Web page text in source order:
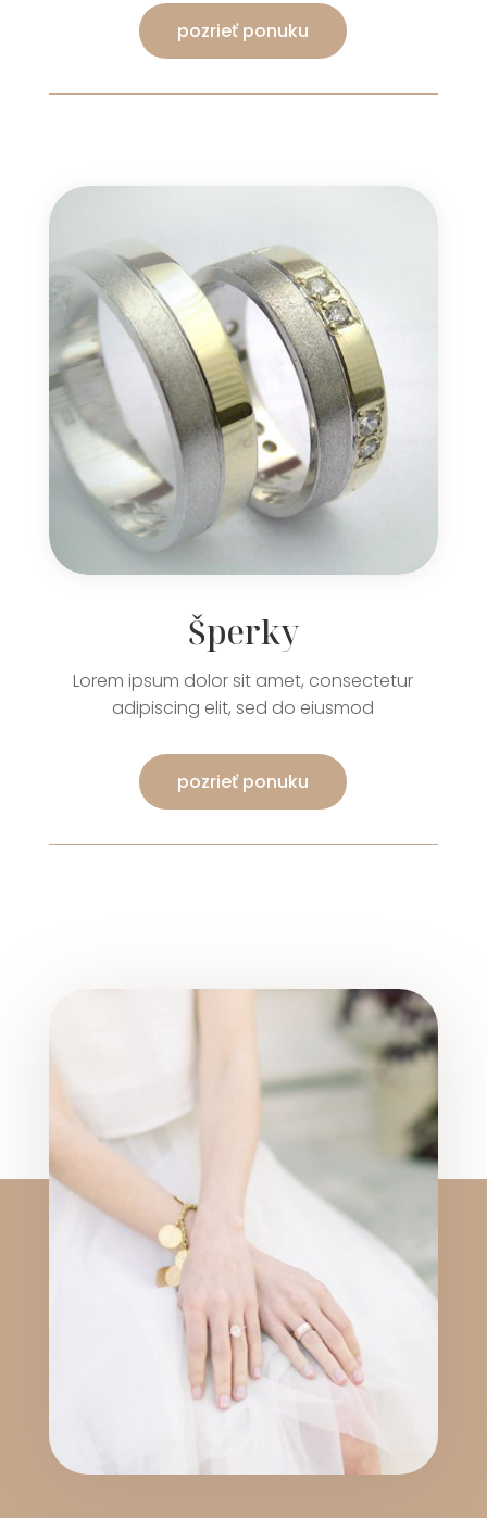
pozrieť ponuku
Šperky
Lorem ipsum dolor sit amet, consectetur
adipiscing elit, sed do eiusmod
pozrieť ponuku